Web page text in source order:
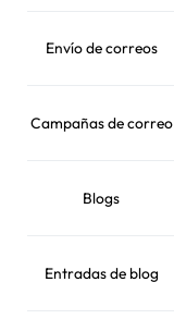
Envío de correos
Campañas de correo
Blogs
Entradas de blog